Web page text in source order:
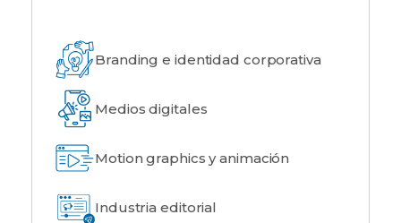
Branding e identidad corporativa
Medios digitales
Motion graphics y animación
Industria editorial